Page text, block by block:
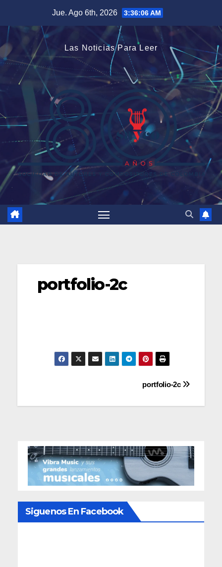
contenido
Jue. Ago 6th, 2026 3:36:06 AM
Las Noticias Para Leer
portfolio-2c
de
portfolio-2c
Siguenos En Facebook